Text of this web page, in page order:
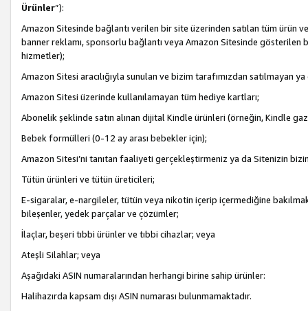
Ürünler”):
Amazon Sitesinde bağlantı verilen bir site üzerinden satılan tüm ürün
banner reklamı, sponsorlu bağlantı veya Amazon Sitesinde gösterilen
hizmetler);
Amazon Sitesi aracılığıyla sunulan ve bizim tarafımızdan satılmayan
Amazon Sitesi üzerinde kullanılamayan tüm hediye kartları;
Abonelik şeklinde satın alınan dijital Kindle ürünleri (örneğin, Kindle
Bebek formülleri (0-12 ay arası bebekler için);
Amazon Sitesi’ni tanıtan faaliyeti gerçekleştirmeniz ya da Sitenizin
Tütün ürünleri ve tütün üreticileri;
E-sigaralar, e-nargileler, tütün veya nikotin içerip içermediğine
bileşenler, yedek parçalar ve çözümler;
İlaçlar, beşeri tıbbi ürünler ve tıbbi cihazlar; veya
Ateşli Silahlar; veya
Aşağıdaki ASIN numaralarından herhangi birine sahip ürünler:
Halihazırda kapsam dışı ASIN numarası bulunmamaktadır.